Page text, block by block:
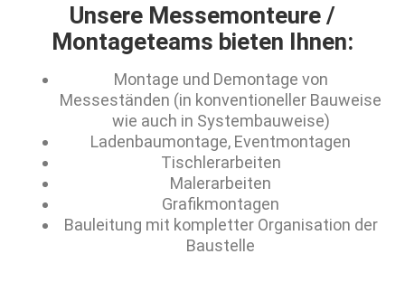
Unsere Messemonteure /
Montageteams bieten Ihnen:
Montage und Demontage von
Messeständen (in konventioneller Bauweise
wie auch in Systembauweise)
Ladenbaumontage, Eventmontagen
Tischlerarbeiten
Malerarbeiten
Grafikmontagen
Bauleitung mit kompletter Organisation der
Baustelle